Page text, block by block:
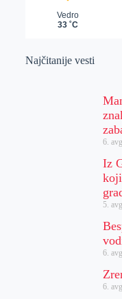
Najčitanije vesti
6.
Iz
5.
6.
6.